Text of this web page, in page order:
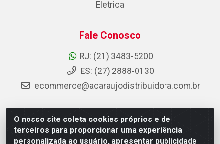
O nosso site coleta cookies próprios e de
terceiros para proporcionar uma experiência
personalizada ao usuário, apresentar publicidade
Eletrica
Fale Conosco
RJ: (21) 3483-5200
ES: (27) 2888-0130
ecommerce@acaraujodistribuidora.com.br
AC Araujo Distribuidora - Rua Carneiro de Campos, 42 -
São Cristóvão, Rio de Janeiro/RJ - CEP 20.920-410 -